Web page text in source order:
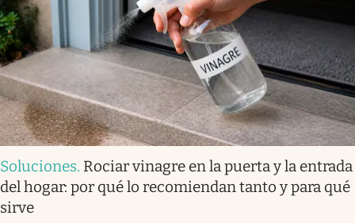
Soluciones. Rociar vinagre en la puerta y la entrada
del hogar: por qué lo recomiendan tanto y para qué
sirve